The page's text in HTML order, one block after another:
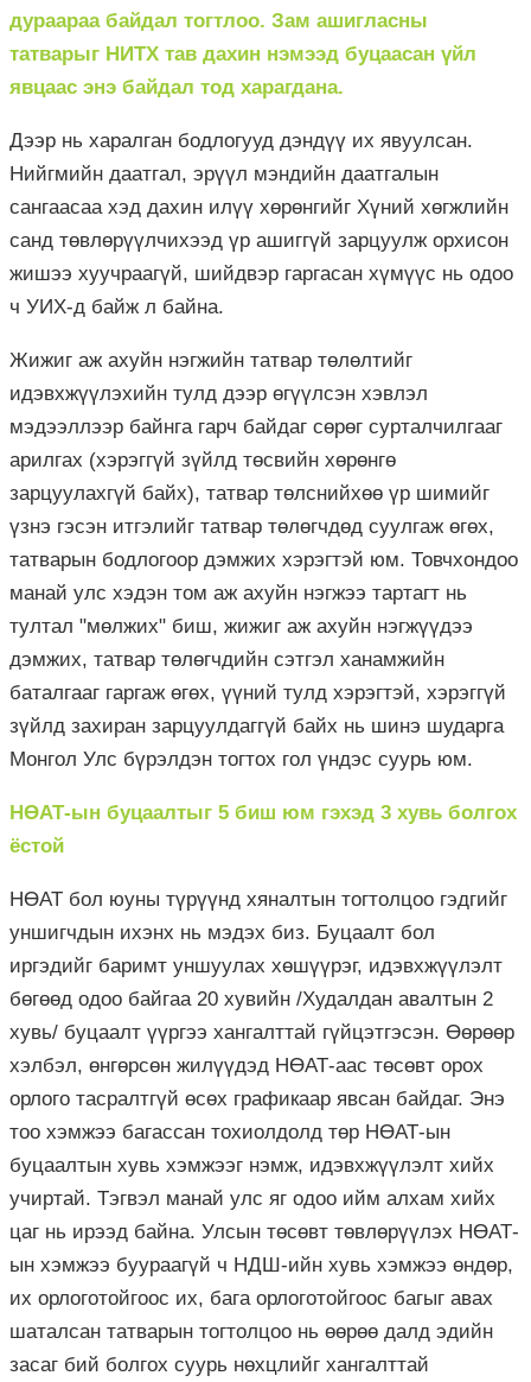
дураараа байдал тогтлоо. Зам ашигласны
татварыг НИТХ тав дахин нэмээд буцаасан үйл
явцаас энэ байдал тод харагдана.
Дээр нь харалган бодлогууд дэндүү их явуулсан.
Нийгмийн даатгал, эрүүл мэндийн даатгалын
сангаасаа хэд дахин илүү хөрөнгийг Хүний хөгжлийн
санд төвлөрүүлчихээд үр ашиггүй зарцуулж орхисон
жишээ хуучраагүй, шийдвэр гаргасан хүмүүс нь одоо
ч УИХ-д байж л байна.
Жижиг аж ахуйн нэгжийн татвар төлөлтийг
идэвхжүүлэхийн тулд дээр өгүүлсэн хэвлэл
мэдээллээр байнга гарч байдаг сөрөг сурталчилгааг
арилгах (хэрэггүй зүйлд төсвийн хөрөнгө
зарцуулахгүй байх), татвар төлснийхөө үр шимийг
үзнэ гэсэн итгэлийг татвар төлөгчдөд суулгаж өгөх,
татварын бодлогоор дэмжих хэрэгтэй юм. Товчхондоо
манай улс хэдэн том аж ахуйн нэгжээ тартагт нь
тултал "мөлжих" биш, жижиг аж ахуйн нэгжүүдээ
дэмжих, татвар төлөгчдийн сэтгэл ханамжийн
баталгааг гаргаж өгөх, үүний тулд хэрэгтэй, хэрэггүй
зүйлд захиран зарцуулдаггүй байх нь шинэ шударга
Монгол Улс бүрэлдэн тогтох гол үндэс суурь юм.
НӨАТ-ын буцаалтыг 5 биш юм гэхэд 3 хувь болгох
ёстой
НӨАТ бол юуны түрүүнд хяналтын тогтолцоо гэдгийг
уншигчдын ихэнх нь мэдэх биз. Буцаалт бол
иргэдийг баримт уншуулах хөшүүрэг, идэвхжүүлэлт
бөгөөд одоо байгаа 20 хувийн /Худалдан авалтын 2
хувь/ буцаалт үүргээ хангалттай гүйцэтгэсэн. Өөрөөр
хэлбэл, өнгөрсөн жилүүдэд НӨАТ-аас төсөвт орох
орлого тасралтгүй өсөх графикаар явсан байдаг. Энэ
тоо хэмжээ багассан тохиолдолд төр НӨАТ-ын
буцаалтын хувь хэмжээг нэмж, идэвхжүүлэлт хийх
учиртай. Тэгвэл манай улс яг одоо ийм алхам хийх
цаг нь ирээд байна. Улсын төсөвт төвлөрүүлэх НӨАТ-
ын хэмжээ буураагүй ч НДШ-ийн хувь хэмжээ өндөр,
их орлоготойгоос их, бага орлоготойгоос багыг авах
шаталсан татварын тогтолцоо нь өөрөө далд эдийн
засаг бий болгох суурь нөхцлийг хангалттай